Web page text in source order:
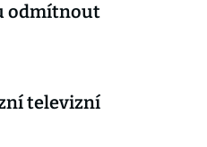
odmítnout
televizní